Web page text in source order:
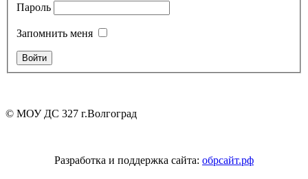
Пароль
Запомнить меня
© МОУ ДС 327 г.Волгоград
Разработка и поддержка сайта: обрсайт.рф